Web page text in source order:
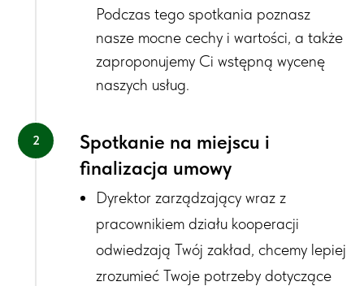
Podczas tego spotkania poznasz
nasze mocne cechy i wartości, a także
zaproponujemy Ci wstępną wycenę
naszych usług.
Spotkanie na miejscu i
finalizacja umowy
Dyrektor zarządzający wraz z
pracownikiem działu kooperacji
odwiedzają Twój zakład, chcemy lepiej
zrozumieć Twoje potrzeby dotyczące